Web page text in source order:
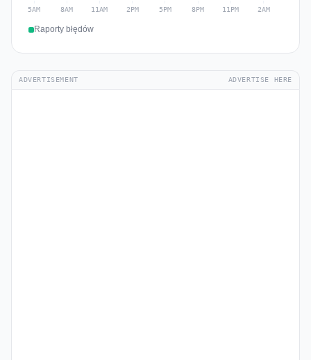
Raporty błędów
ADVERTISEMENT ADVERTISE HERE